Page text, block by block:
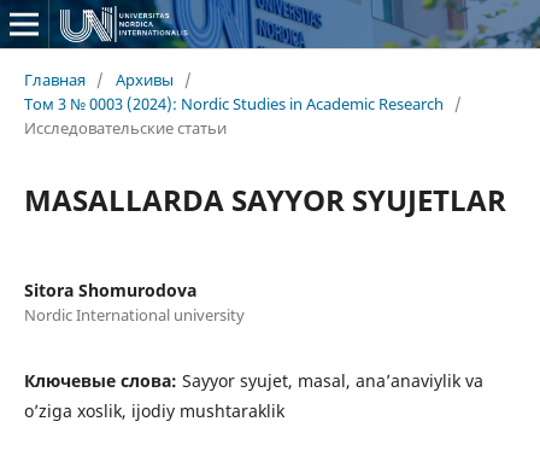
Главная / Архивы
/
Том 3 № 0003 (2024): Nordic Studies in Academic Research
/
Исследовательские статьи
MASALLARDA SAYYOR SYUJETLAR
Sitora Shomurodova
Nordic International university
Ключевые слова: Sayyor syujet, masal, ana’anaviylik va
o’ziga xoslik, ijodiy mushtaraklik